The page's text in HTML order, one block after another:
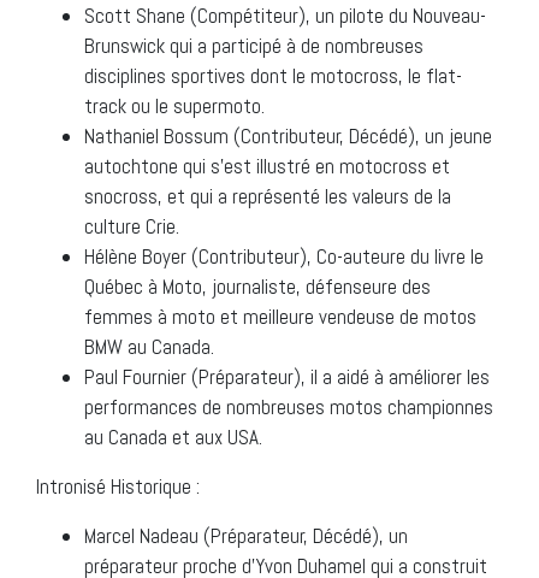
Scott Shane (Compétiteur), un pilote du Nouveau-
Brunswick qui a participé à de nombreuses
disciplines sportives dont le motocross, le flat-
track ou le supermoto.
Nathaniel Bossum (Contributeur, Décédé), un jeune
autochtone qui s’est illustré en motocross et
snocross, et qui a représenté les valeurs de la
culture Crie.
Hélène Boyer (Contributeur), Co-auteure du livre le
Québec à Moto, journaliste, défenseure des
femmes à moto et meilleure vendeuse de motos
BMW au Canada.
Paul Fournier (Préparateur), il a aidé à améliorer les
performances de nombreuses motos championnes
au Canada et aux USA.
Intronisé Historique :
Marcel Nadeau (Préparateur, Décédé), un
préparateur proche d’Yvon Duhamel qui a construit